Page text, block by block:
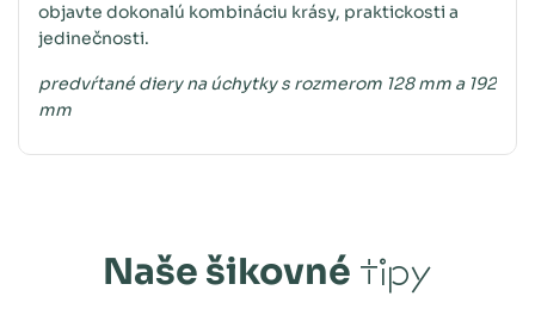
objavte dokonalú kombináciu krásy, praktickosti a
jedinečnosti.
predvŕtané diery na úchytky s rozmerom 128 mm a 192
mm
Naše šikovné tipy